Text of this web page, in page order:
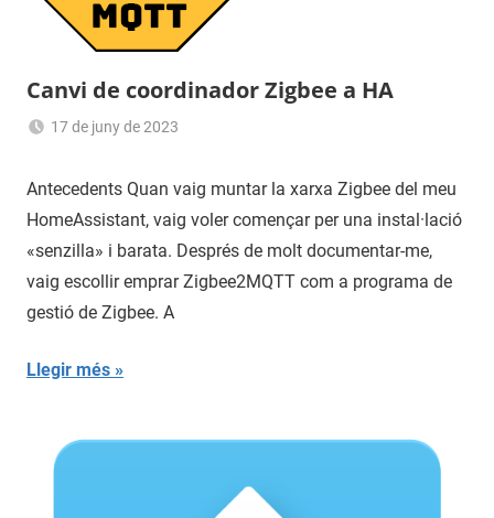
Canvi de coordinador Zigbee a HA
17 de juny de 2023
Navas
Antecedents Quan vaig muntar la xarxa Zigbee del meu
HomeAssistant, vaig voler començar per una instal·lació
«senzilla» i barata. Després de molt documentar-me,
vaig escollir emprar Zigbee2MQTT com a programa de
gestió de Zigbee. A
Llegir més